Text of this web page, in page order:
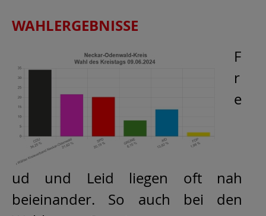
WAHLERGEBNISSE
F
r
e
ud und Leid liegen oft nah
beieinander. So auch bei den